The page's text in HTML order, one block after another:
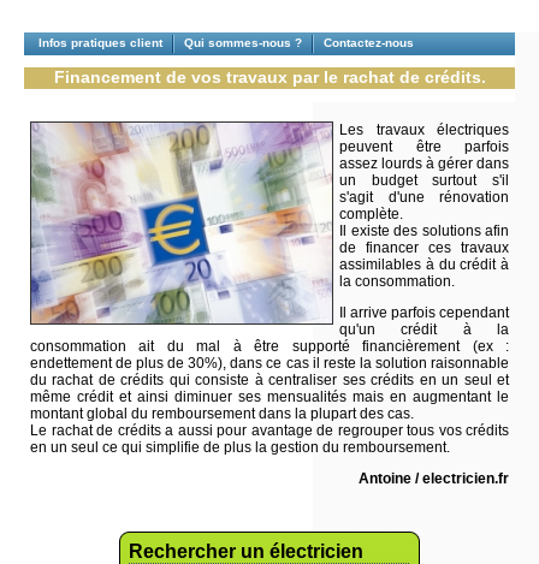
Rechercher un électricien
Infos pratiques client Qui sommes-nous ? Contactez-nous
Financement de vos travaux par le rachat de crédits.
Les travaux électriques
peuvent être parfois
assez lourds à gérer dans
un budget surtout s'il
s'agit d'une rénovation
complète.
Il existe des solutions afin
de financer ces travaux
assimilables à du crédit à
la consommation.
Il arrive parfois cependant
qu'un crédit à la
consommation ait du mal à être supporté financièrement (ex :
endettement de plus de 30%), dans ce cas il reste la solution raisonnable
du rachat de crédits qui consiste à centraliser ses crédits en un seul et
même crédit et ainsi diminuer ses mensualités mais en augmentant le
montant global du remboursement dans la plupart des cas.
Le rachat de crédits a aussi pour avantage de regrouper tous vos crédits
en un seul ce qui simplifie de plus la gestion du remboursement.
Antoine / electricien.fr